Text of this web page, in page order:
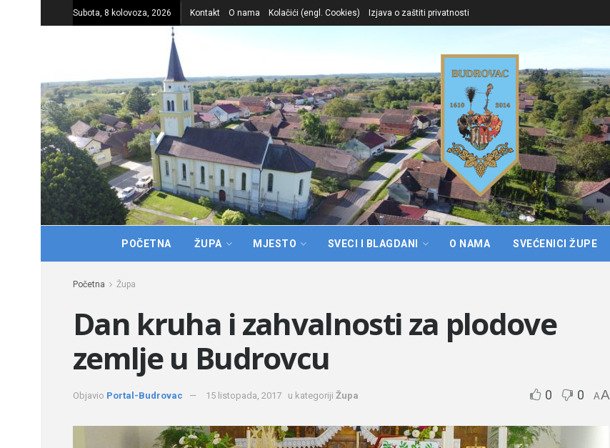
Subota, 8 kolovoza, 2026 Kontakt O nama Kolačići (engl. Cookies) Izjava o zaštiti privatnosti
POČETNA ŽUPA MJESTO SVECI I BLAGDANI O NAMA SVEĆENICI ŽUPE
Početna Župa
Dan kruha i zahvalnosti za plodove
zemlje u Budrovcu
Objavio Portal-Budrovac 15 listopada, 2017 u kategoriji Župa 0 0 AA